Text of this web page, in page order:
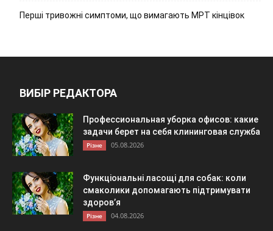
Перші тривожні симптоми, що вимагають МРТ кінцівок
ВИБІР РЕДАКТОРА
Профессиональная уборка офисов: какие
задачи берет на себя клининговая служба
Різне 05.08.2026
Функціональні ласощі для собак: коли
смаколики допомагають підтримувати
здоров’я
Різне 04.08.2026